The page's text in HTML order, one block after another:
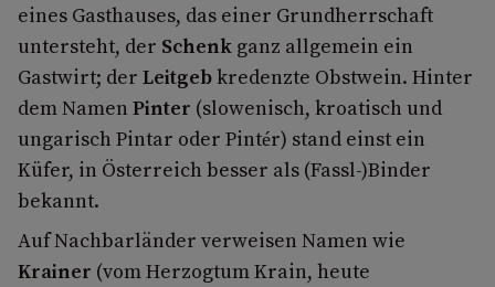
eines Gasthauses, das einer Grundherrschaft
untersteht, der Schenk ganz allgemein ein
Gastwirt; der Leitgebkredenzte Obstwein. Hinter
dem Namen Pinter (slowenisch, kroatisch und
ungarisch Pintar oder Pintér) stand einst ein
Küfer, in Österreich besser als (Fassl-)Binder
bekannt.
Auf Nachbarländer verweisen Namen wie
Krainer (vom Herzogtum Krain, heute